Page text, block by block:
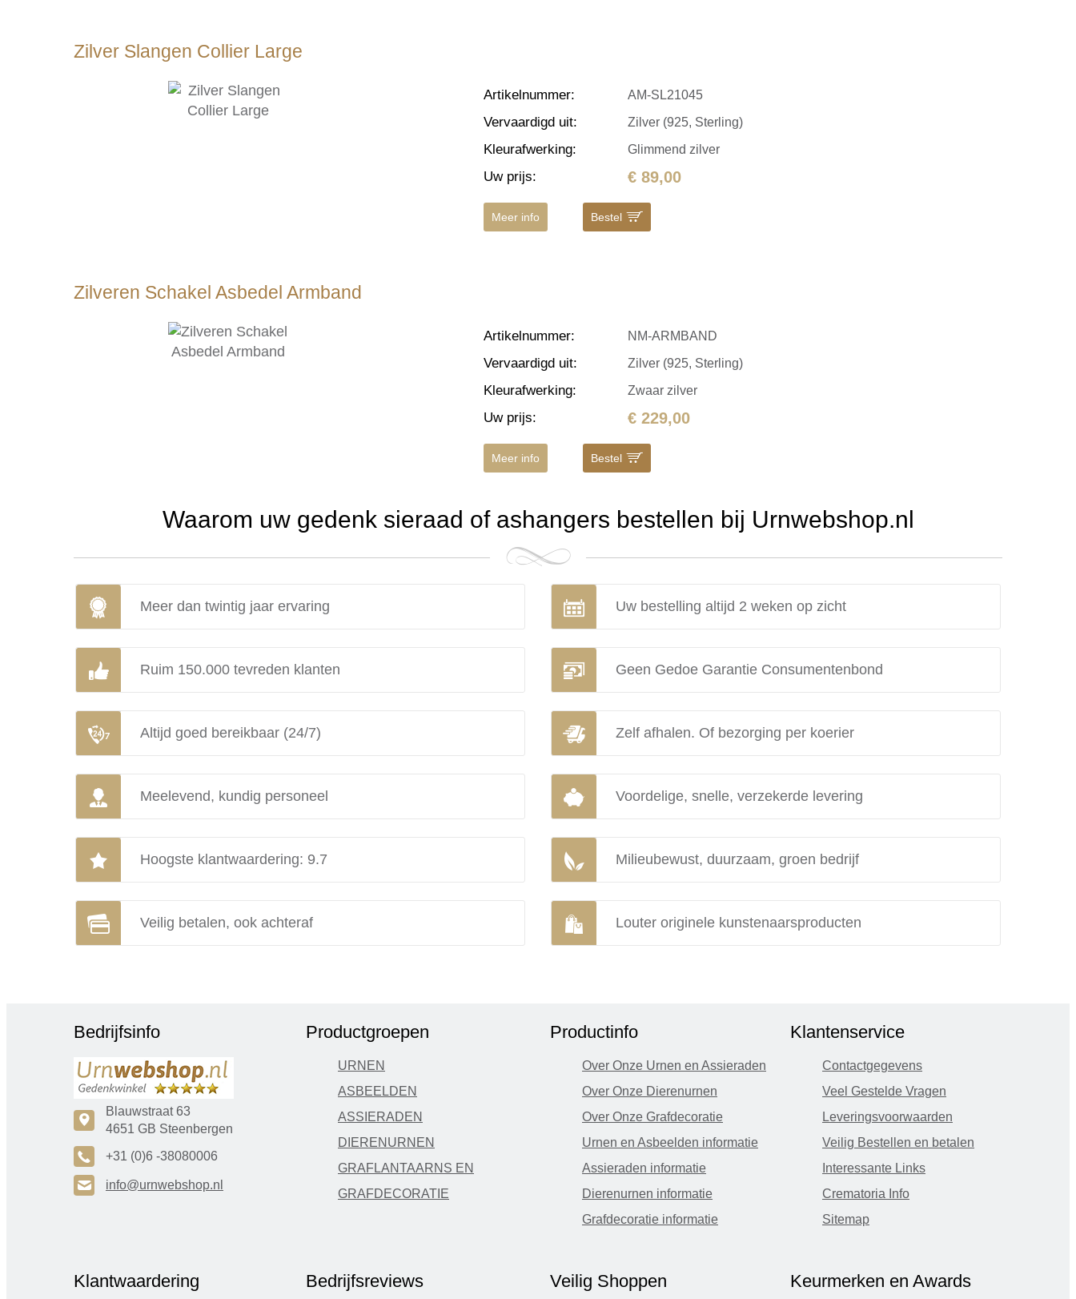
Zilver Slangen Collier Large
Artikelnummer: AM-SL21045
Vervaardigd uit: Zilver (925, Sterling)
Kleurafwerking: Glimmend zilver
Uw prijs: € 89,00
Meer info Bestel
Zilveren Schakel Asbedel Armband
Artikelnummer: NM-ARMBAND
Vervaardigd uit: Zilver (925, Sterling)
Kleurafwerking: Zwaar zilver
Uw prijs: € 229,00
Meer info Bestel
Waarom uw gedenk sieraad of ashangers bestellen bij Urnwebshop.nl
Meer dan twintig jaar ervaring Uw bestelling altijd 2 weken op zicht
Ruim 150.000 tevreden klanten Geen Gedoe Garantie Consumentenbond
Altijd goed bereikbaar (24/7) Zelf afhalen. Of bezorging per koerier
Meelevend, kundig personeel Voordelige, snelle, verzekerde levering
Hoogste klantwaardering: 9.7 Milieubewust, duurzaam, groen bedrijf
Veilig betalen, ook achteraf Louter originele kunstenaarsproducten
Bedrijfsinfo
c
Blauwstraat 63
4651 GB Steenbergen
A +31 (0)6 -38080006
H info@urnwebshop.nl
Productgroepen
URNEN
ASBEELDEN
ASSIERADEN
DIERENURNEN
GRAFLANTAARNS EN
GRAFDECORATIE
Productinfo
Over Onze Urnen en Assieraden
Over Onze Dierenurnen
Over Onze Grafdecoratie
Urnen en Asbeelden informatie
Assieraden informatie
Dierenurnen informatie
Grafdecoratie informatie
Klantenservice
Contactgegevens
Veel Gestelde Vragen
Leveringsvoorwaarden
Veilig Bestellen en betalen
Interessante Links
Crematoria Info
Sitemap
Klantwaardering Bedrijfsreviews Veilig Shoppen Keurmerken en Awards